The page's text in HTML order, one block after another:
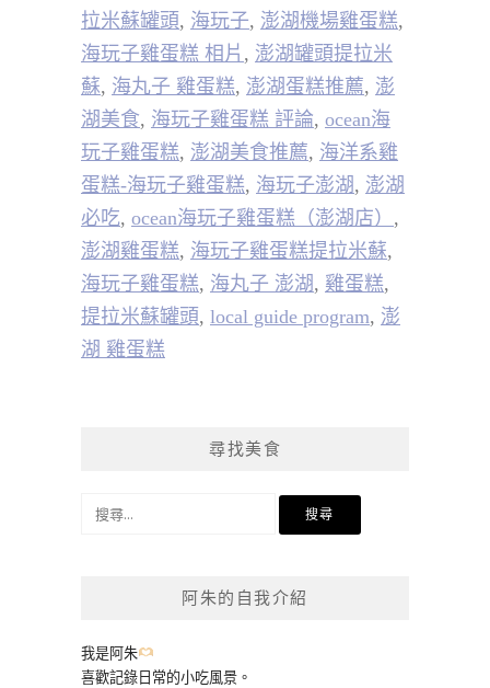
拉米蘇罐頭, 海玩子, 澎湖機場雞蛋糕,
海玩子雞蛋糕 相片 , 澎湖罐頭提拉米
蘇, 海丸子 雞蛋糕, 澎湖蛋糕推薦, 澎
湖美食, 海玩子雞蛋糕 評論, ocean海
玩子雞蛋糕, 澎湖美食推薦, 海洋系雞
蛋糕-海玩子雞蛋糕, 海玩子澎湖, 澎湖
必吃, ocean海玩子雞蛋糕（澎湖店） ,
澎湖雞蛋糕, 海玩子雞蛋糕提拉米蘇,
海玩子雞蛋糕, 海丸子 澎湖, 雞蛋糕,
提拉米蘇罐頭, local guide program, 澎
湖 雞蛋糕
尋找美食
阿朱的自我介紹
我是阿朱
喜歡記錄日常的小吃風景。